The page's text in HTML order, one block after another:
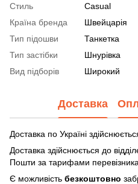
Стиль
Casual
Країна бренда
Швейцарія
Тип підошви
Танкетка
Тип застібки
Шнурівка
Вид підборів
Широкий
Доставка
Доставка по Україні
Доставка здійснюється до
Пошти за тарифами
Є можливість безкоштовно